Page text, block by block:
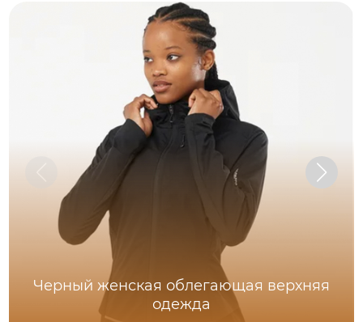
Черный женская облегающая верхняя
одежда